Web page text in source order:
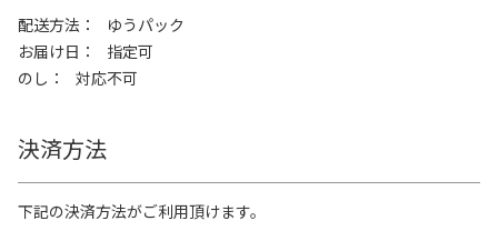
配送方法
ゆうパック
お届け日
指定可
のし
対応不可
決済方法
下記の決済方法がご利用頂けます。